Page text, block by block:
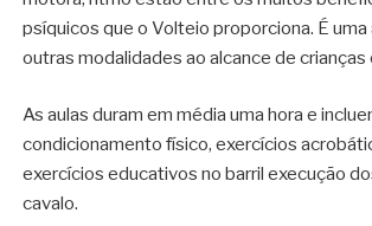
psíquicos que o Volteio proporciona. É
outras modalidades ao alcance de crianças
As aulas duram em média uma hora e
condicionamento físico, exercícios
exercícios educativos no barril execução
cavalo.